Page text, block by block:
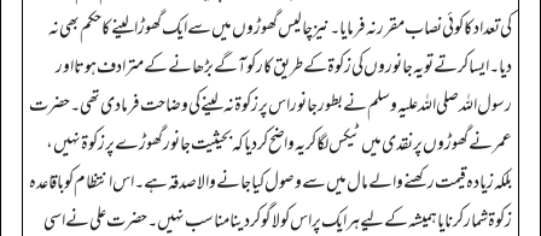
کی تعداد کا کوئی نصاب مقرر نہ فرمایا۔ نیز چالیس گھوڑوں میں سے ایک گھوڑا لینے کا حکم بھی نہ
دیا۔ ایسا کرتے تو یہ جانوروں کی زکوۃ کے طریق کار کو آگے بڑھانے کے مترادف ہوتا اور
رسول اللہ صلی اللہ علیہ وسلم نے بطور جانور اس پر زکوۃ نہ لینے کی وضاحت فرما دی تھی۔ حضرت
عمر نے گھوڑوں پر نقدی میں ٹیکس لگا کر یہ واضح کر دیا کہ بحیثیت جانور گھوڑے پر زکوۃ نہیں،
بلکہ زیادہ قیمت رکھنے والے مال میں سے وصول کیا جانے والا صدقہ ہے۔ اس انتظام کو باقاعدہ
زکوۃ شمار کرنا یا ہمیشہ کے لیے ہر ایک پر اس کو لاگو کر دینا مناسب نہیں۔ حضرت علی نے اسی